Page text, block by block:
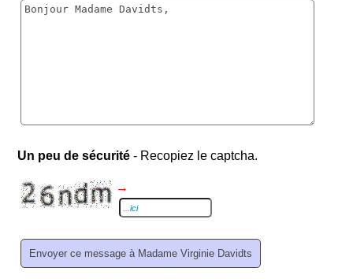
Un peu de sécurité - Recopiez le captcha.
→